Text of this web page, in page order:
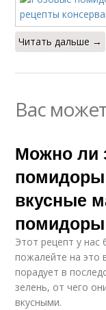
Читать дальше →
Вас
Можно ли
вкусные
помидоры
Этот рецепт у нас
пожалейте на это
порадует в
зелень, от чего
вкусными.